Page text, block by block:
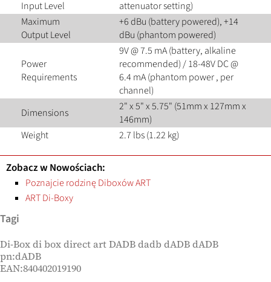
Input Level
attenuator setting)
Maximum
Output Level
+6 dBu (battery powered), +14
dBu (phantom powered)
Power
Requirements
9V @ 7.5 mA (battery, alkaline
recommended) / 18-48V DC @
6.4 mA (phantom power , per
channel)
Dimensions
2" x 5" x 5.75" (51mm x 127mm x
146mm)
Weight
2.7 lbs (1.22 kg)
Zobacz w Nowościach:
Poznajcie rodzinę Diboxów ART
ART Di-Boxy
Tagi
Di-Box di box direct art DADB dadb dADB dADB
pn:dADB
EAN:840402019190